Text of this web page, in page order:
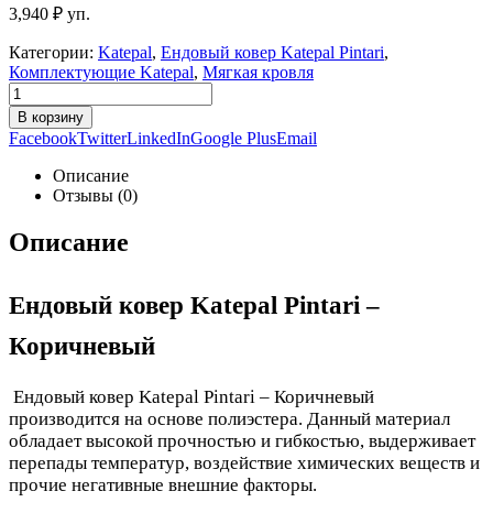
3,940 ₽ уп.
Категории: Katepal, Ендовый ковер Katepal Pintari,
Комплектующие Katepal, Мягкая кровля
В корзину
FacebookTwitterLinkedInGoogle PlusEmail
Описание
Отзывы (0)
Описание
Ендовый ковер Katepal Pintari –
Коричневый
Ендовый ковер Katepal Pintari – Коричневый
производится на основе полиэстера. Данный материал
обладает высокой прочностью и гибкостью, выдерживает
перепады температур, воздействие химических веществ и
прочие негативные внешние факторы.